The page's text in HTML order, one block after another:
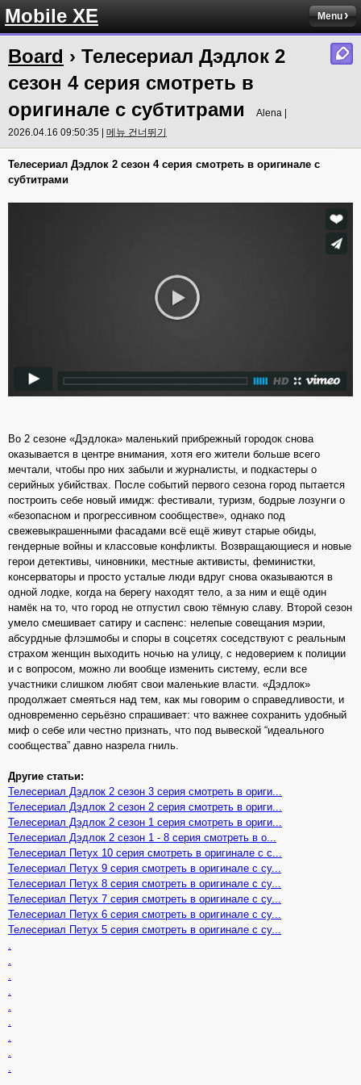
Mobile XE Menu
Board › Телесериал Дэдлок 2
сезон 4 серия смотреть в
оригинале с субтитрами
Alena |
2026.04.16 09:50:35 | 메뉴 건너뛰기
Телесериал Дэдлок 2 сезон 4 серия смотреть в оригинале с
субтитрами
Во 2 сезоне «Дэдлока» маленький прибрежный городок снова
оказывается в центре внимания, хотя его жители больше всего
мечтали, чтобы про них забыли и журналисты, и подкастеры о
серийных убийствах. После событий первого сезона город пытается
построить себе новый имидж: фестивали, туризм, бодрые лозунги о
«безопасном и прогрессивном сообществе», однако под
свежевыкрашенными фасадами всё ещё живут старые обиды,
гендерные войны и классовые конфликты. Возвращающиеся и новые
герои детективы, чиновники, местные активисты, феминистки,
консерваторы и просто усталые люди вдруг снова оказываются в
одной лодке, когда на берегу находят тело, а за ним и ещё один
намёк на то, что город не отпустил свою тёмную славу. Второй сезон
умело смешивает сатиру и саспенс: нелепые совещания мэрии,
абсурдные флэшмобы и споры в соцсетях соседствуют с реальным
страхом женщин выходить ночью на улицу, с недоверием к полиции
и с вопросом, можно ли вообще изменить систему, если все
участники слишком любят свои маленькие власти. «Дэдлок»
продолжает смеяться над тем, как мы говорим о справедливости, и
одновременно серьёзно спрашивает: что важнее сохранить удобный
миф о себе или честно признать, что под вывеской “идеального
сообщества” давно назрела гниль.
Другие статьи:
Телесериал Дэдлок 2 сезон 3 серия смотреть в ориги...
Телесериал Дэдлок 2 сезон 2 серия смотреть в ориги...
Телесериал Дэдлок 2 сезон 1 серия смотреть в ориги...
Телесериал Дэдлок 2 сезон 1 - 8 серия смотреть в о...
Телесериал Петух 10 серия смотреть в оригинале с с...
Телесериал Петух 9 серия смотреть в оригинале с су...
Телесериал Петух 8 серия смотреть в оригинале с су...
Телесериал Петух 7 серия смотреть в оригинале с су...
Телесериал Петух 6 серия смотреть в оригинале с су...
Телесериал Петух 5 серия смотреть в оригинале с су...
.
.
.
.
.
.
.
.
.